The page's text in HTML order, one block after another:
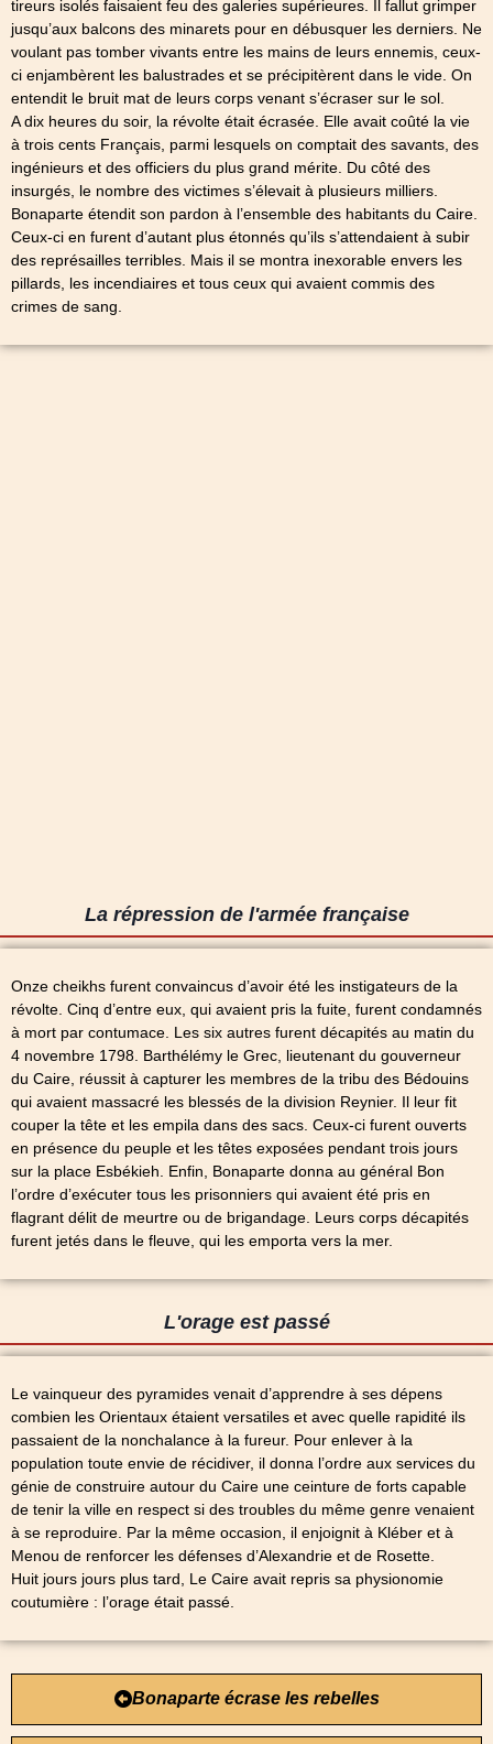
tireurs isolés faisaient feu des galeries supérieures. Il fallut grimper
jusqu’aux balcons des minarets pour en débusquer les derniers. Ne
voulant pas tomber vivants entre les mains de leurs ennemis, ceux-
ci enjambèrent les balustrades et se précipitèrent dans le vide. On
entendit le bruit mat de leurs corps venant s’écraser sur le sol.
A dix heures du soir, la révolte était écrasée. Elle avait coûté la vie
à trois cents Français, parmi lesquels on comptait des savants, des
ingénieurs et des officiers du plus grand mérite. Du côté des
insurgés, le nombre des victimes s’élevait à plusieurs milliers.
Bonaparte étendit son pardon à l’ensemble des habitants du Caire.
Ceux-ci en furent d’autant plus étonnés qu’ils s’attendaient à subir
des représailles terribles. Mais il se montra inexorable envers les
pillards, les incendiaires et tous ceux qui avaient commis des
crimes de sang.
La répression de l'armée française
Onze cheikhs furent convaincus d’avoir été les instigateurs de la
révolte. Cinq d’entre eux, qui avaient pris la fuite, furent condamnés
à mort par contumace. Les six autres furent décapités au matin du
4 novembre 1798. Barthélémy le Grec, lieutenant du gouverneur
du Caire, réussit à capturer les membres de la tribu des Bédouins
qui avaient massacré les blessés de la division Reynier. Il leur fit
couper la tête et les empila dans des sacs. Ceux-ci furent ouverts
en présence du peuple et les têtes exposées pendant trois jours
sur la place Esbékieh. Enfin, Bonaparte donna au général Bon
l’ordre d’exécuter tous les prisonniers qui avaient été pris en
flagrant délit de meurtre ou de brigandage. Leurs corps décapités
furent jetés dans le fleuve, qui les emporta vers la mer.
L'orage est passé
Le vainqueur des pyramides venait d’apprendre à ses dépens
combien les Orientaux étaient versatiles et avec quelle rapidité ils
passaient de la nonchalance à la fureur. Pour enlever à la
population toute envie de récidiver, il donna l’ordre aux services du
génie de construire autour du Caire une ceinture de forts capable
de tenir la ville en respect si des troubles du même genre venaient
à se reproduire. Par la même occasion, il enjoignit à Kléber et à
Menou de renforcer les défenses d’Alexandrie et de Rosette.
Huit jours jours plus tard, Le Caire avait repris sa physionomie
coutumière : l’orage était passé.
Bonaparte écrase les rebelles